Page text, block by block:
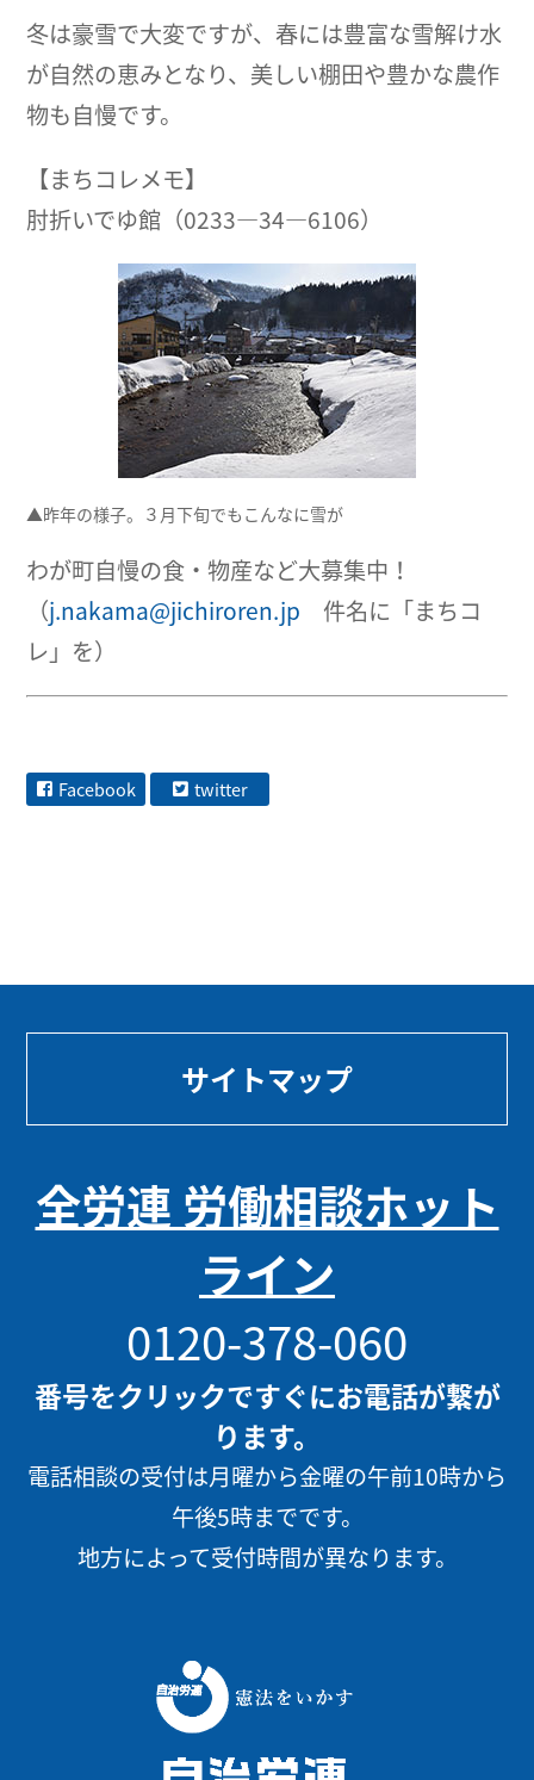
冬は豪雪で大変ですが、春には豊富な雪解け水
が自然の恵みとなり、美しい棚田や豊かな農作
物も自慢です。
【まちコレメモ】
肘折いでゆ館（0233―34―6106）
▲昨年の様子。３月下旬でもこんなに雪が
わが町自慢の食・物産など大募集中！
（j.nakama@jichiroren.jp 件名に「まちコ
レ」を）
Facebook twitter
サイトマップ
全労連 労働相談ホット
ライン
0120-378-060
番号をクリックですぐにお電話が繋が
ります。
電話相談の受付は月曜から金曜の午前10時から
午後5時までです。
地方によって受付時間が異なります。